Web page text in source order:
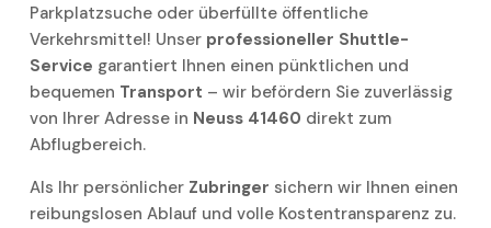
Parkplatzsuche oder überfüllte öffentliche
Verkehrsmittel! Unser professioneller Shuttle-
Service garantiert Ihnen einen pünktlichen und
bequemen Transport – wir befördern Sie zuverlässig
von Ihrer Adresse in Neuss 41460 direkt zum
Abflugbereich.
Als Ihr persönlicher Zubringer sichern wir Ihnen einen
reibungslosen Ablauf und volle Kostentransparenz zu.